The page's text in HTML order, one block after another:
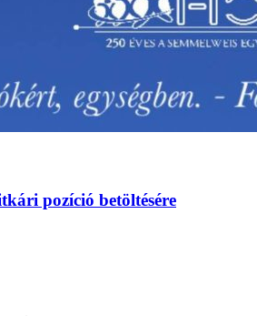
pozíció betöltésére